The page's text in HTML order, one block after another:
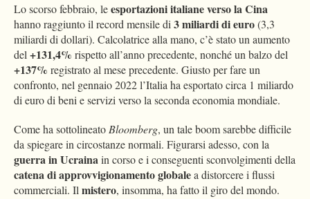
Lo scorso febbraio, leesportazioni italiane verso la Cina
hanno raggiunto il record mensile di3 miliardi di euro(3,3
miliardi di dollari). Calcolatrice alla mano, c’è stato un aumento
del+131,4% rispetto all’anno precedente, nonché un balzo del
+137% registrato al mese precedente. Giusto per fare un
confronto, nel gennaio 2022 l’Italia ha esportato circa 1 miliardo
di euro di beni e servizi verso la seconda economia mondiale.
Come ha sottolineatoBloomberg, un tale boom sarebbe difficile
da spiegare in circostanze normali. Figurarsi adesso, con la
guerra in Ucrainain corso e i conseguenti sconvolgimenti della
catena di approvvigionamento globalea distorcere i flussi
commerciali. Ilmistero, insomma, ha fatto il giro del mondo.